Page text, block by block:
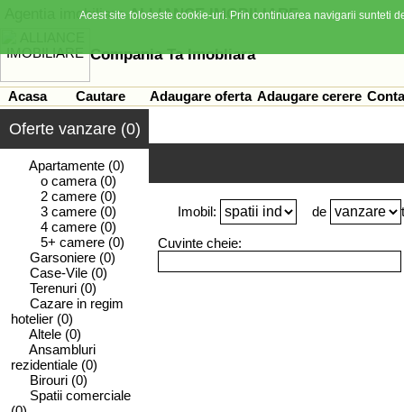
Agentia imobiliara ALLIANCE IMOBILIARE
Compania Ta Imobliara
Acasa Cautare Adaugare oferta Adaugare cerere
Oferte vanzare (0)
Apartamente (0)
o camera (0)
2 camere (0)
3 camere (0)
4 camere (0)
5+ camere (0)
Garsoniere (0)
Case-Vile (0)
Terenuri (0)
Cazare in regim
hotelier (0)
Altele (0)
Ansambluri
rezidentiale (0)
Birouri (0)
Spatii comerciale
Imobil: de
Cuvinte cheie:
Acest site foloseste cookie-uri. Prin continuarea navigarii sunteti